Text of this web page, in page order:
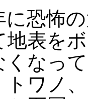
恐怖
地表を
くなっ
トワノ